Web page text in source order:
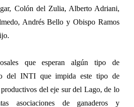
Colón del Zulia, Alberto Adriani,
Andrés Bello y Obispo Ramos
que esperan algún tipo de
del INTI que impida este tipo de
del eje sur del Lago, de lo
asociaciones de ganaderos y